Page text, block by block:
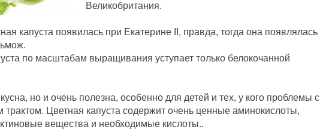
Великобритания.
капуста появилась при Екатерине II, правда, тогда она появлялась
по масштабам выращивания уступает только белокочанной
но и очень полезна, особенно для детей и тех, у кого проблемы с
Цветная капуста содержит очень ценные аминокислоты,
вещества и необходимые кислоты..